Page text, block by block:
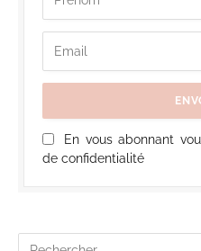
En vous abonnant
de confidentialité